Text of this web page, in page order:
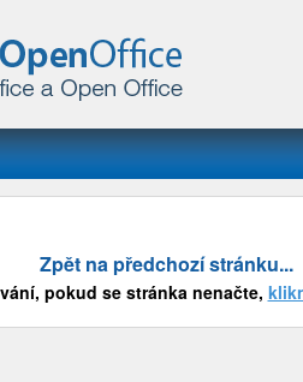
Zpět na předchozí stránku...
pokud se stránka nenačte,